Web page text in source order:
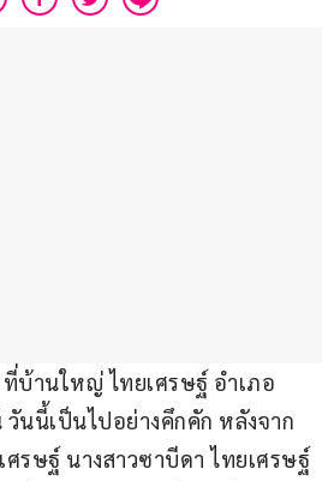
บ้านใหญ่ ไทยเศรษฐ์ อำเภอ
วันนี้เป็นไปอย่างคึกคัก หลังจาก
รษฐ์ นางสาวซาบีดา ไทยเศรษฐ์